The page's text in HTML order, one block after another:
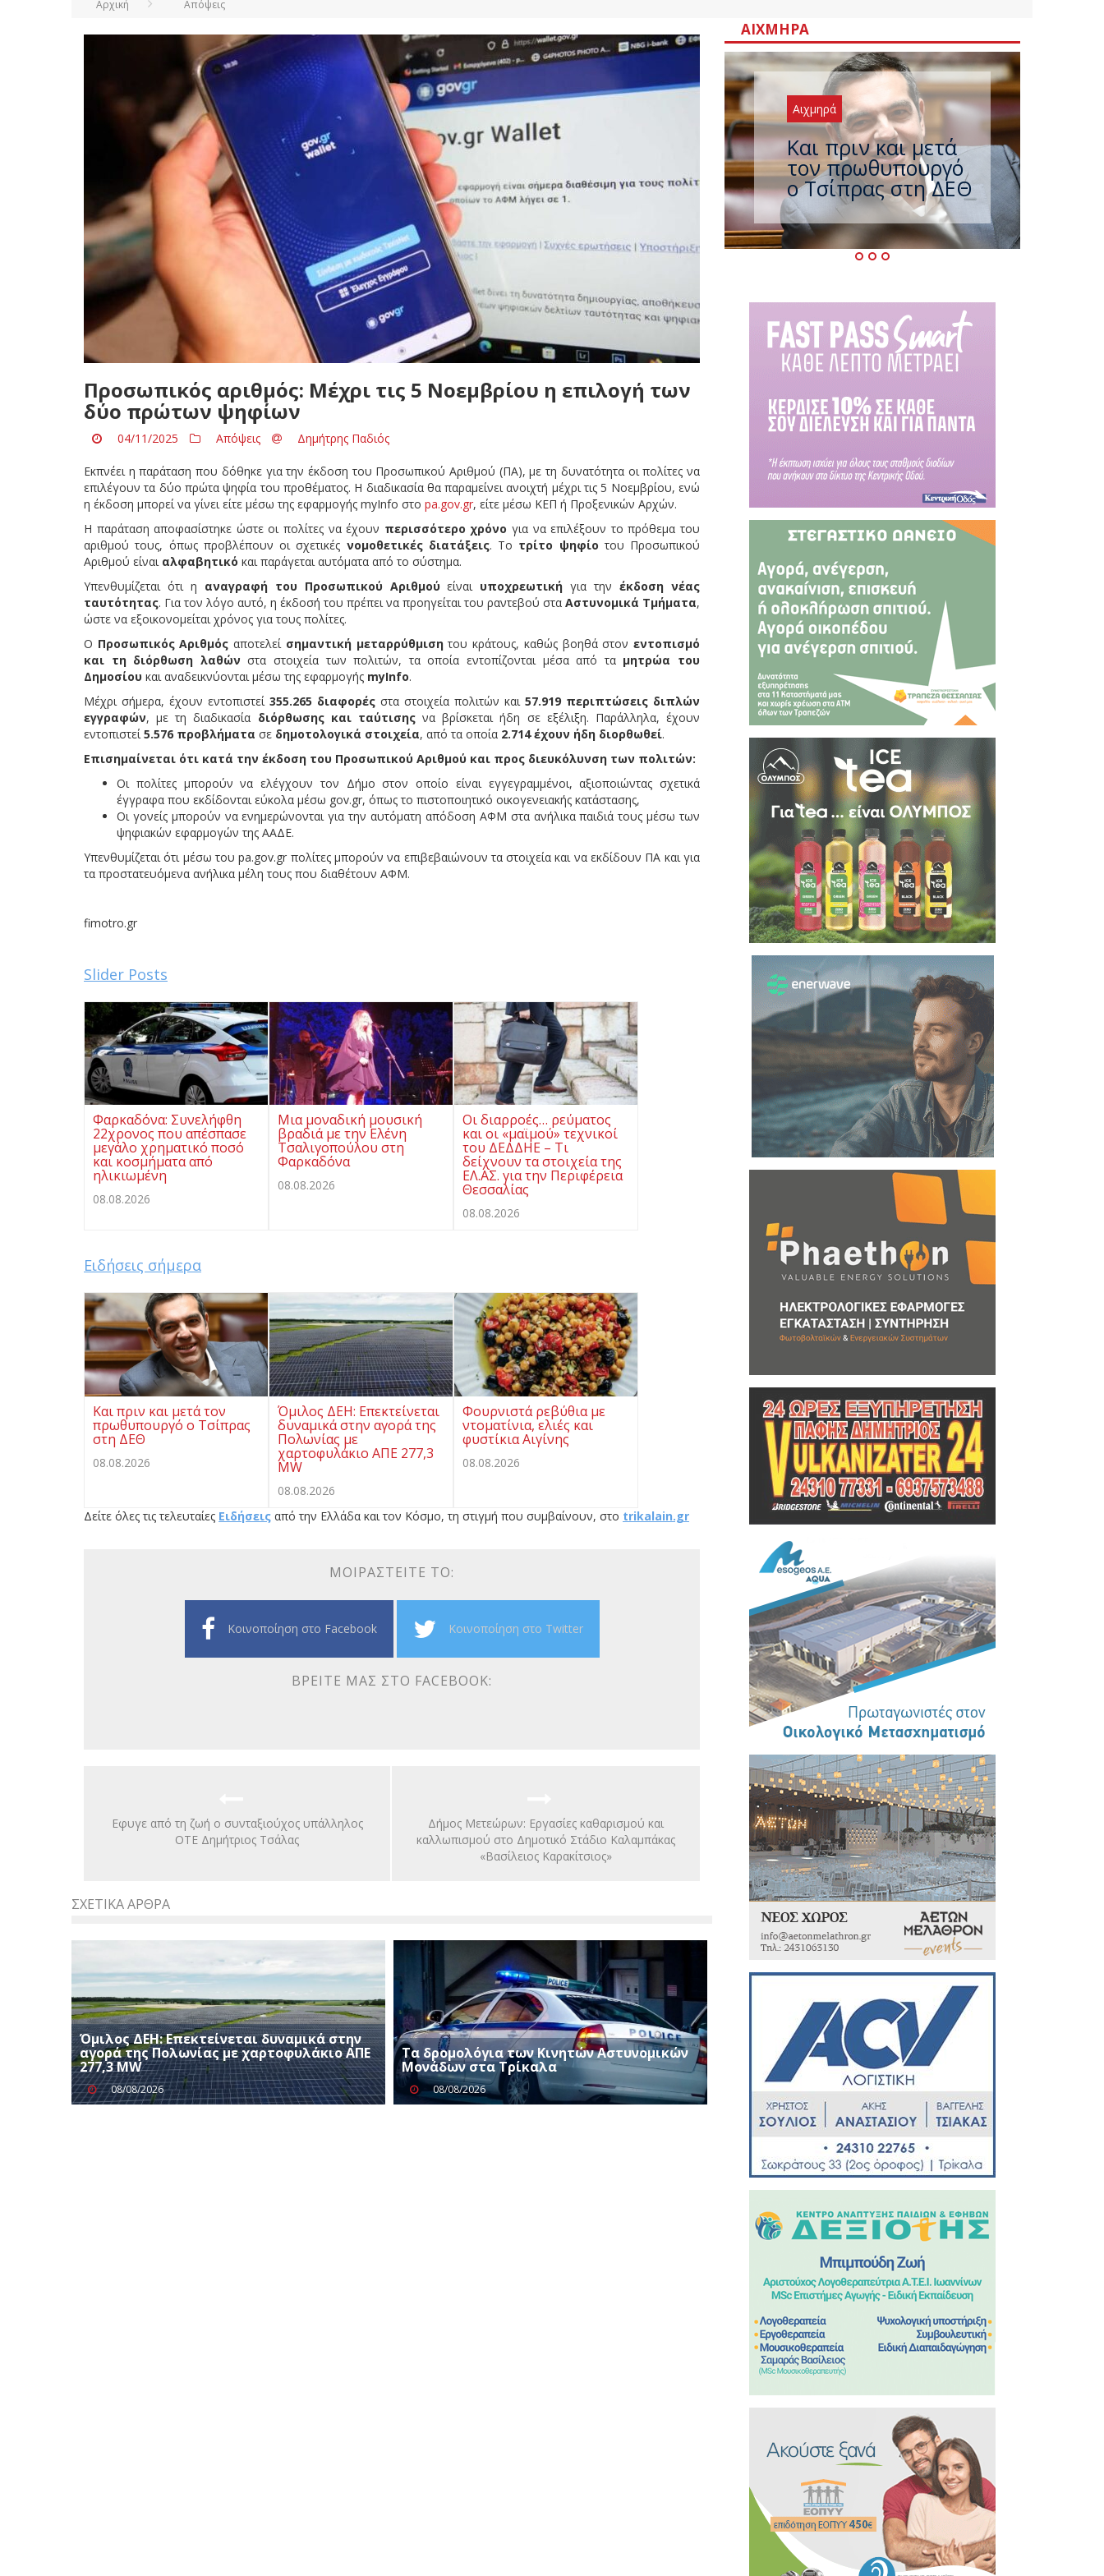
Αρχική Απόψεις
Προσωπικός αριθμός: Μέχρι τις 5 Νοεμβρίου η επιλογή των
δύο πρώτων ψηφίων
04/11/2025 Απόψεις Δημήτρης Παδιός
Εκπνέει η παράταση που δόθηκε για την έκδοση του Προσωπικού Αριθμού (ΠΑ), με τη δυνατότητα οι πολίτες να
επιλέγουν τα δύο πρώτα ψηφία του προθέματος. Η διαδικασία θα παραμείνει ανοιχτή μέχρι τις 5 Νοεμβρίου, ενώ
η έκδοση μπορεί να γίνει είτε μέσω της εφαρμογής myInfo στο pa.gov.gr, είτε μέσω ΚΕΠ ή Προξενικών Αρχών.
Η παράταση αποφασίστηκε ώστε οι πολίτες να έχουν περισσότερο χρόνο για να επιλέξουν το πρόθεμα του
αριθμού τους, όπως προβλέπουν οι σχετικές νομοθετικές διατάξεις. Το τρίτο ψηφίο του Προσωπικού
Αριθμού είναι αλφαβητικό και παράγεται αυτόματα από το σύστημα.
Υπενθυμίζεται ότι η αναγραφή του Προσωπικού Αριθμού είναι υποχρεωτική για τηνέκδοση νέας
ταυτότητας. Για τον λόγο αυτό, η έκδοσή του πρέπει να προηγείται του ραντεβού στα Αστυνομικά Τμήματα,
ώστε να εξοικονομείται χρόνος για τους πολίτες.
Ο Προσωπικός Αριθμός αποτελεί σημαντική μεταρρύθμισητου κράτους, καθώς βοηθά στονεντοπισμό
και τη διόρθωση λαθών στα στοιχεία των πολιτών, τα οποία εντοπίζονται μέσα από τα μητρώα του
Δημοσίου και αναδεικνύονται μέσω της εφαρμογής myInfo.
Μέχρι σήμερα, έχουν εντοπιστεί 355.265 διαφορές στα στοιχεία πολιτών και 57.919 περιπτώσεις διπλών
εγγραφών, με τη διαδικασία διόρθωσης και ταύτισηςνα βρίσκεται ήδη σε εξέλιξη. Παράλληλα, έχουν
εντοπιστεί5.576 προβλήματα σε δημοτολογικά στοιχεία, από τα οποία 2.714 έχουν ήδη διορθωθεί.
Επισημαίνεται ότι κατά την έκδοση του Προσωπικού Αριθμού και προς διευκόλυνση των πολιτών:
Οι πολίτες μπορούν να ελέγχουν τον Δήμο στον οποίο είναι εγγεγραμμένοι, αξιοποιώντας σχετικά
έγγραφα που εκδίδονται εύκολα μέσω gov.gr, όπως το πιστοποιητικό οικογενειακής κατάστασης,
Οι γονείς μπορούν να ενημερώνονται για την αυτόματη απόδοση ΑΦΜ στα ανήλικα παιδιά τους μέσω των
ψηφιακών εφαρμογών της ΑΑΔΕ.
Υπενθυμίζεται ότι μέσω του pa.gov.gr πολίτες μπορούν να επιβεβαιώνουν τα στοιχεία και να εκδίδουν ΠΑ και για
τα προστατευόμενα ανήλικα μέλη τους που διαθέτουν ΑΦΜ.
fimotro.gr
Slider Posts
Φαρκαδόνα: Συνελήφθη
22χρονος που απέσπασε
μεγάλο χρηματικό ποσό
και κοσμήματα από
ηλικιωμένη
08.08.2026
Μια μοναδική μουσική
βραδιά με την Ελένη
Τσαλιγοπούλου στη
Φαρκαδόνα
08.08.2026
Οι διαρροές… ρεύματος
και οι «μαϊμού» τεχνικοί
του ΔΕΔΔΗΕ – Τι
δείχνουν τα στοιχεία της
ΕΛ.ΑΣ. για την Περιφέρεια
Θεσσαλίας
08.08.2026
Ειδήσεις σήμερα
Και πριν και μετά τον
πρωθυπουργό ο Τσίπρας
στη ΔΕΘ
08.08.2026
Όμιλος ΔΕΗ: Επεκτείνεται
δυναμικά στην αγορά της
Πολωνίας με
χαρτοφυλάκιο ΑΠΕ 277,3
MW
08.08.2026
Φουρνιστά ρεβύθια με
ντοματίνια, ελιές και
φυστίκια Αιγίνης
08.08.2026
Δείτε όλες τις τελευταίες Ειδήσεις από την Ελλάδα και τον Κόσμο, τη στιγμή που συμβαίνουν, στο trikalain.gr
ΜΟΙΡΑΣΤΕΊΤΕ ΤΟ:
Κοινοποίηση στο Facebook Κοινοποίηση στο Twitter
ΒΡΕΊΤΕ ΜΑΣ ΣΤΟ FACEBOOK:
Εφυγε από τη ζωή ο συνταξιούχος υπάλληλος
ΟΤΕ Δημήτριος Τσάλας
Δήμος Μετεώρων: Εργασίες καθαρισμού και
καλλωπισμού στο Δημοτικό Στάδιο Καλαμπάκας
«Βασίλειος Καρακίτσιος»
ΣΧΕΤΙΚΆ ΆΡΘΡΑ
Όμιλος ΔΕΗ: Επεκτείνεται δυναμικά στην
αγορά της Πολωνίας με χαρτοφυλάκιο ΑΠΕ
277,3 MW
08/08/2026
Τα δρομολόγια των Κινητών Αστυνομικών
Μονάδων στα Τρίκαλα
08/08/2026
ΑΙΧΜΗΡΆ
Αιχμηρά
Έρχεται νέο
ισχυρό κύμα
ζέστης με 40
βαθμούς Κελσίου –
Ο καιρός έως τον
Δεκαπενταύγουστο